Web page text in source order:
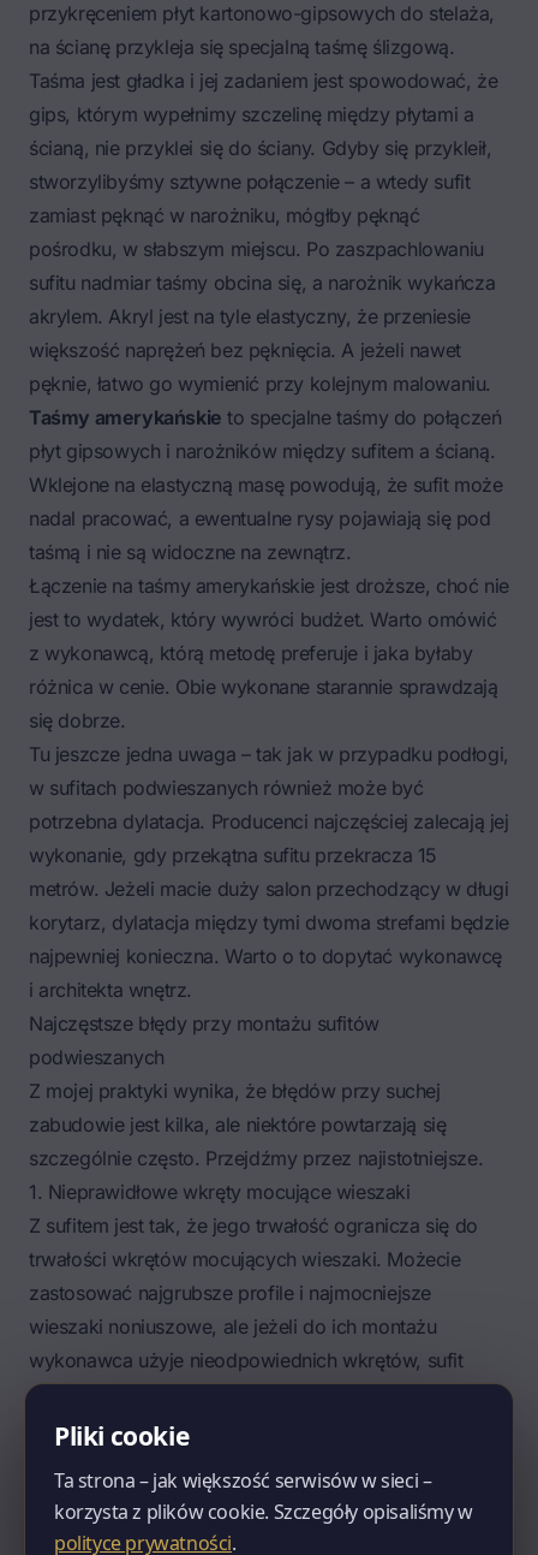
przykręceniem płyt kartonowo-gipsowych do stelaża,
na ścianę przykleja się specjalną taśmę ślizgową.
Taśma jest gładka i jej zadaniem jest spowodować, że
gips, którym wypełnimy szczelinę między płytami a
ścianą, nie przyklei się do ściany. Gdyby się przykleił,
stworzylibyśmy sztywne połączenie – a wtedy sufit
zamiast pęknąć w narożniku, mógłby pęknąć
pośrodku, w słabszym miejscu. Po zaszpachlowaniu
sufitu nadmiar taśmy obcina się, a narożnik wykańcza
akrylem. Akryl jest na tyle elastyczny, że przeniesie
większość naprężeń bez pęknięcia. A jeżeli nawet
pęknie, łatwo go wymienić przy kolejnym malowaniu.
Taśmy amerykańskie to specjalne taśmy do połączeń
płyt gipsowych i narożników między sufitem a ścianą.
Wklejone na elastyczną masę powodują, że sufit może
nadal pracować, a ewentualne rysy pojawiają się pod
taśmą i nie są widoczne na zewnątrz.
Łączenie na taśmy amerykańskie jest droższe, choć nie
jest to wydatek, który wywróci budżet. Warto omówić
z wykonawcą, którą metodę preferuje i jaka byłaby
różnica w cenie. Obie wykonane starannie sprawdzają
się dobrze.
Tu jeszcze jedna uwaga – tak jak w przypadku podłogi,
w sufitach podwieszanych również może być
potrzebna dylatacja. Producenci najczęściej zalecają jej
wykonanie, gdy przekątna sufitu przekracza 15
metrów. Jeżeli macie duży salon przechodzący w długi
korytarz, dylatacja między tymi dwoma strefami będzie
najpewniej konieczna. Warto o to dopytać wykonawcę
i architekta wnętrz.
Najczęstsze błędy przy montażu sufitów
podwieszanych
Z mojej praktyki wynika, że błędów przy suchej
zabudowiejest kilka, ale niektóre powtarzają się
szczególnie często. Przejdźmy przez najistotniejsze.
1. Nieprawidłowe wkręty mocujące wieszaki
Z sufitem jest tak, że jego trwałość ogranicza się do
trwałości wkrętów mocujących wieszaki. Możecie
zastosować najgrubsze profile i najmocniejsze
wieszaki noniuszowe, ale jeżeli do ich montażu
wykonawca użyje nieodpowiednich wkrętów, sufit
wytrzyma tylko tyle, ile one.
Jeżeli sufit montowany jest do drewnianej konstrukcji
kolorze złotym. Nie wolno stosować wkrętów
fosforowanych – czarnych. Są dużo słabsze, mogą
Pliki cookie
Ta strona – jak większość serwisów w sieci –
korzysta z plików cookie. Szczegóły opisaliśmy w
polityce prywatności.